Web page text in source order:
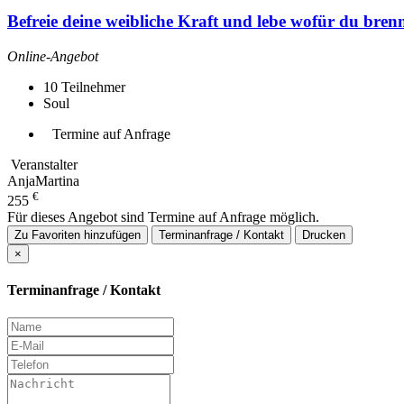
Befreie deine weibliche Kraft und lebe wofür du
Online-Angebot
10 Teilnehmer
Soul
Termine auf Anfrage
Veranstalter
AnjaMartina
255 €
Für dieses Angebot sind Termine auf Anfrage möglich.
Zu Favoriten hinzufügen Terminanfrage / Kontakt
Drucken
×
Terminanfrage / Kontakt